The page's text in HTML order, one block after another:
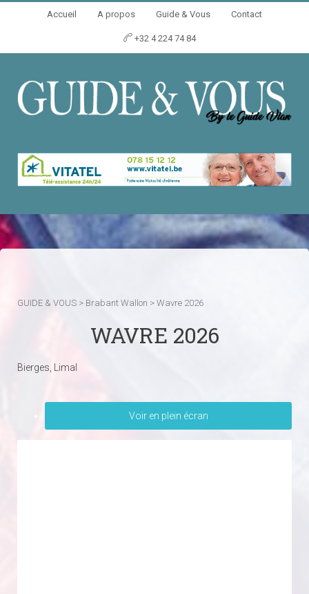
Accueil A propos Guide & Vous Contact
+32 4 224 74 84
GUIDE & VOUS > Brabant Wallon > Wavre 2026
WAVRE 2026
Bierges, Limal
Voir en plein écran